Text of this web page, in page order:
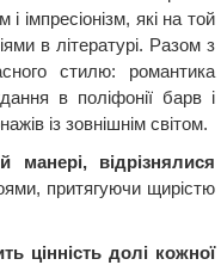
імпресіонізм, які на той
в літературі. Разом з
стилю: романтика
в поліфонії барв і
із зовнішнім світом.
манері, відрізнялися
притягуючи щирістю
цінність долі кожної